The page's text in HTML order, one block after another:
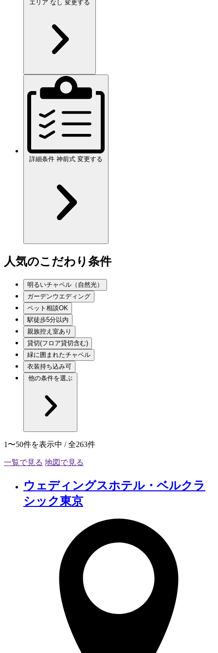
エリア なし
詳細条件 神前式
人気のこだわり条件
明るいチャペル（自然光）
ガーデンウエディング
ペット相談OK
駅徒歩5分以内
親族控え室あり
貸切(フロア貸切含む)
緑に囲まれたチャペル
衣装持ち込み可
1〜50件を表示中 / 全263件
一覧で見る 地図で見る
ウェディングスホテル・ベルクラ
シック東京